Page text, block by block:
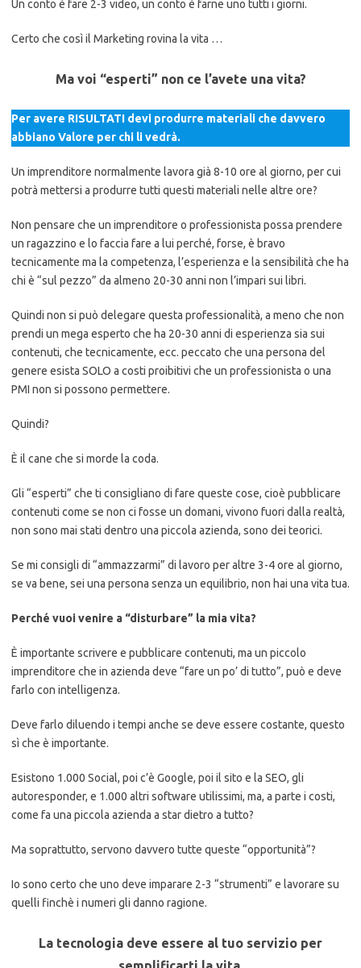
Un conto è fare 2-3 video, un conto è farne uno tutti i giorni.
Certo che così il Marketing rovina la vita …
Ma voi “esperti” non ce l’avete una vita?
Per avere RISULTATI devi produrre materiali che davvero
abbiano Valore per chi li vedrà.
Un imprenditore normalmente lavora già 8-10 ore al giorno, per cui
potrà mettersi a produrre tutti questi materiali nelle altre ore?
Non pensare che un imprenditore o professionista possa prendere
un ragazzino e lo faccia fare a lui perché, forse, è bravo
tecnicamente ma la competenza, l’esperienza e la sensibilità che ha
chi è “sul pezzo” da almeno 20-30 anni non l’impari sui libri.
Quindi non si può delegare questa professionalità, a meno che non
prendi un mega esperto che ha 20-30 anni di esperienza sia sui
contenuti, che tecnicamente, ecc. peccato che una persona del
genere esista SOLO a costi proibitivi che un professionista o una
PMI non si possono permettere.
Quindi?
È il cane che si morde la coda.
Gli “esperti” che ti consigliano di fare queste cose, cioè pubblicare
contenuti come se non ci fosse un domani, vivono fuori dalla realtà,
non sono mai stati dentro una piccola azienda, sono dei teorici.
Se mi consigli di “ammazzarmi” di lavoro per altre 3-4 ore al giorno,
se va bene, sei una persona senza un equilibrio, non hai una vita tua.
Perché vuoi venire a “disturbare” la mia vita?
È importante scrivere e pubblicare contenuti, ma un piccolo
imprenditore che in azienda deve “fare un po’ di tutto”, può e deve
farlo con intelligenza.
Deve farlo diluendo i tempi anche se deve essere costante, questo
sì che è importante.
Esistono 1.000 Social, poi c’è Google, poi il sito e la SEO, gli
autoresponder, e 1.000 altri software utilissimi, ma, a parte i costi,
come fa una piccola azienda a star dietro a tutto?
Ma soprattutto, servono davvero tutte queste “opportunità”?
Io sono certo che uno deve imparare 2-3 “strumenti” e lavorare su
quelli finchè i numeri gli danno ragione.
La tecnologia deve essere al tuo servizio per